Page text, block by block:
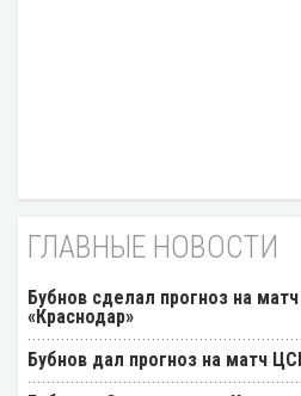
ГЛАВНЫЕ НОВОСТИ
Бубнов сделал прогноз на
«Краснодар»
Бубнов дал прогноз на матч